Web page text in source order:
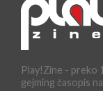
Play!Zine - preko
gejming časopis